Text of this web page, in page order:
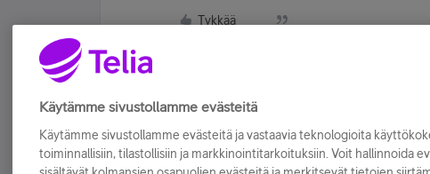
Tykkää
Käytämme sivustollamme evästeitä
Käytämme sivustollamme evästeitä ja vastaavia teknologioita
toiminnallisiin, tilastollisiin ja markkinointitarkoituksiin. Voit hallinnoida